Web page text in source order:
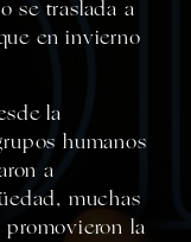
se traslada a
en invierno
la
humanos
a
, muchas
la